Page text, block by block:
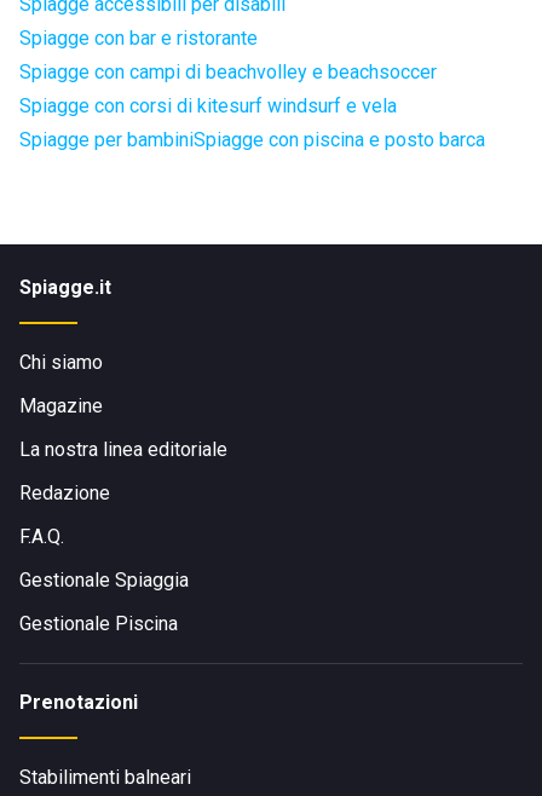
Spiagge con bar e ristorante
Spiagge con campi di beachvolley e beachsoccer
Spiagge con corsi di kitesurf windsurf e vela
Spiagge per bambiniSpiagge con piscina e posto barca
Spiagge.it
Chi siamo
Magazine
La nostra linea editoriale
Redazione
F.A.Q.
Gestionale Spiaggia
Gestionale Piscina
Prenotazioni
Stabilimenti balneari